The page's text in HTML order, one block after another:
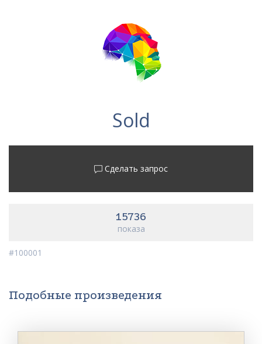
Sold
Сделать запрос
15736
показа
#100001
Подобные произведения